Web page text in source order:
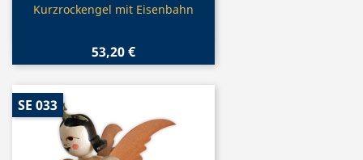
Vorschau
Kurzrockengel mit Eisenbahn
53,20 €
SE 033